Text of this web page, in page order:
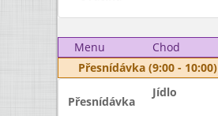
Menu
Chod
Přesnídávka (9:00 - 10:00)
Přesnídávka
Jídlo